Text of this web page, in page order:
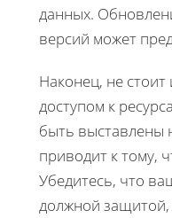
данных.
версий может
Наконец, не
доступом к
быть выставлены
приводит к тому,
Убедитесь, что
должной защитой,